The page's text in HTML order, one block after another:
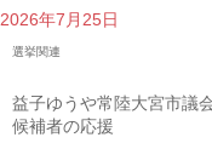
2026年7月25日
選挙関連
益子ゆうや常陸大宮市議
候補者の応援